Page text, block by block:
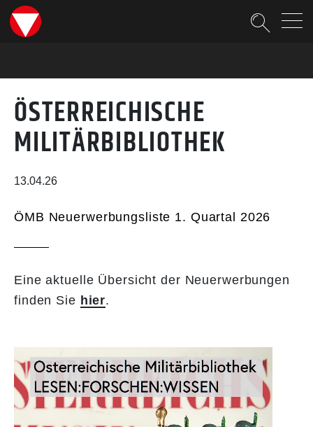
Suche
ÖSTERREICHISCHE
MILITÄRBIBLIOTHEK
13.04.26
ÖMB Neuerwerbungsliste 1. Quartal 2026
Eine aktuelle Übersicht der Neuerwerbungen
finden Sie hier.